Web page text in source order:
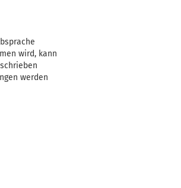
wird, kann
werden